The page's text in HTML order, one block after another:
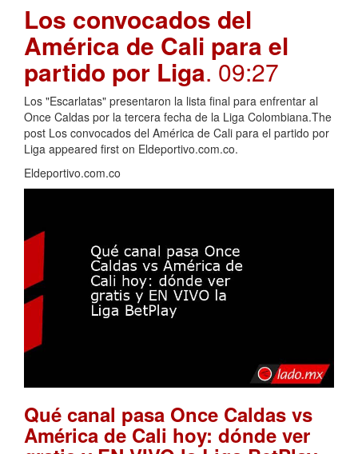
Los convocados del
América de Cali para el
partido por Liga. 09:27
Los "Escarlatas" presentaron la lista final para enfrentar al
Once Caldas por la tercera fecha de la Liga Colombiana.The
post Los convocados del América de Cali para el partido por
Liga appeared first on Eldeportivo.com.co.
Eldeportivo.com.co
Qué canal pasa Once Caldas vs
América de Cali hoy: dónde ver